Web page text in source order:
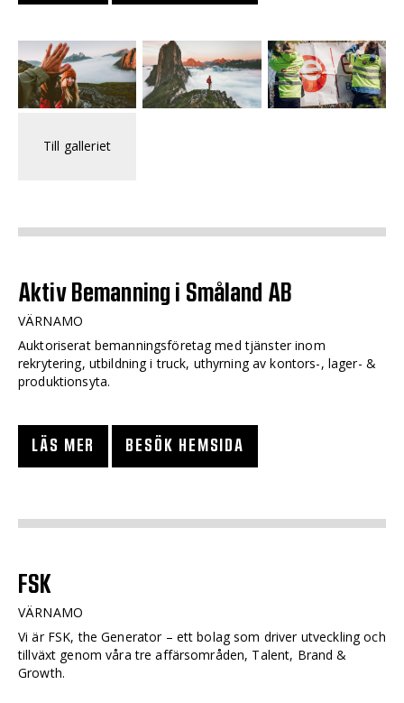
Till galleriet
Aktiv Bemanning i Småland AB
VÄRNAMO
Auktoriserat bemanningsföretag med tjänster inom
rekrytering, utbildning i truck, uthyrning av kontors-, lager- &
produktionsyta.
LÄS MER BESÖK HEMSIDA
FSK
VÄRNAMO
Vi är FSK, the Generator – ett bolag som driver utveckling och
tillväxt genom våra tre affärsområden, Talent, Brand &
Growth.